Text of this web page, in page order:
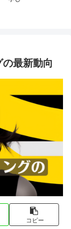
最新動向
コピー